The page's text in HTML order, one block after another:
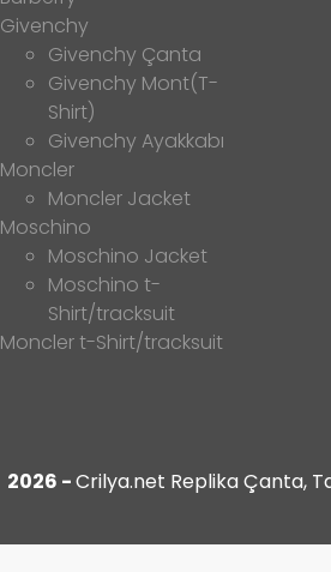
Givenchy
Givenchy Çanta
Givenchy Mont(T-
Shirt)
Givenchy Ayakkabı
Moncler
Moncler Jacket
Moschino
Moschino Jacket
Moschino t-
Shirt/tracksuit
Moncler t-Shirt/tracksuit
2026 -Crilya.net Replika Çanta,